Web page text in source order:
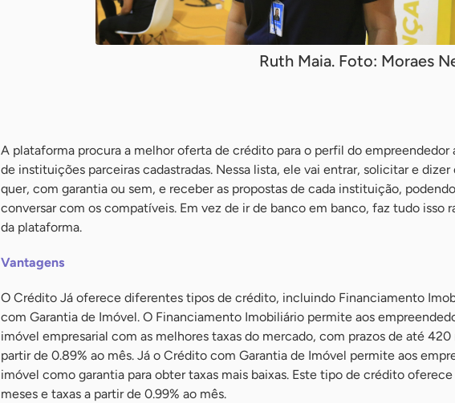
Ruth Maia. Foto: Moraes
A plataforma procura a melhor oferta de crédito para o perfil do empreendedor
de instituições parceiras cadastradas. Nessa lista, ele vai entrar, solicitar e
quer, com garantia ou sem, e receber as propostas de cada instituição,
conversar com os compatíveis. Em vez de ir de banco em banco, faz tudo isso
da plataforma.
Vantagens
O Crédito Já oferece diferentes tipos de crédito, incluindo Financiamento
com Garantia de Imóvel. O Financiamento Imobiliário permite aos
imóvel empresarial com as melhores taxas do mercado, com prazos de até 420
partir de 0.89% ao mês. Já o Crédito com Garantia de Imóvel permite aos
imóvel como garantia para obter taxas mais baixas. Este tipo de crédito
meses e taxas a partir de 0.99% ao mês.